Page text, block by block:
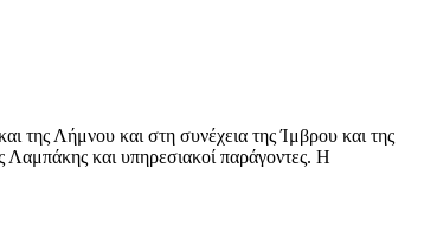
της Λήμνου και στη συνέχεια της Ίμβρου και της
και υπηρεσιακοί παράγοντες. Η